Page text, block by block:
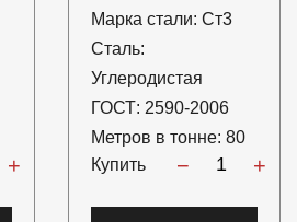
+
Марка стали: Ст3
Сталь:
Углеродистая
ГОСТ: 2590-2006
Метров в тонне: 80
Купить
− +